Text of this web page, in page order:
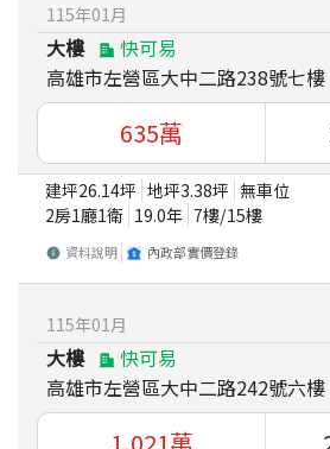
115年01 月
大樓
快可易
高雄市左營區大中二路238號七樓
635萬
建坪26.14坪 地坪3.38坪 無車位
2房1廳1衛 19.0年 7樓/15樓
資料說明 內政部實價登錄
115年01 月
大樓
快可易
高雄市左營區大中二路242號六樓